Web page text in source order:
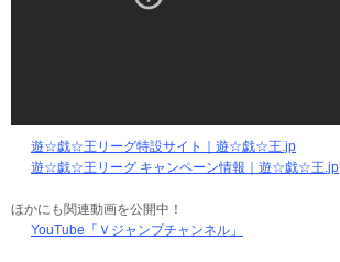
遊☆戯☆王リーグ特設サイト｜遊☆戯☆王.jp
遊☆戯☆王リーグ キャンペーン情報｜遊☆戯☆王.jp
ほかにも関連動画を公開中！
YouTube「Ｖジャンプチャンネル」